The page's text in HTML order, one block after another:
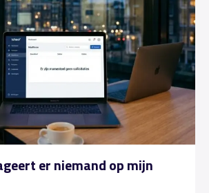
er niemand op mijn